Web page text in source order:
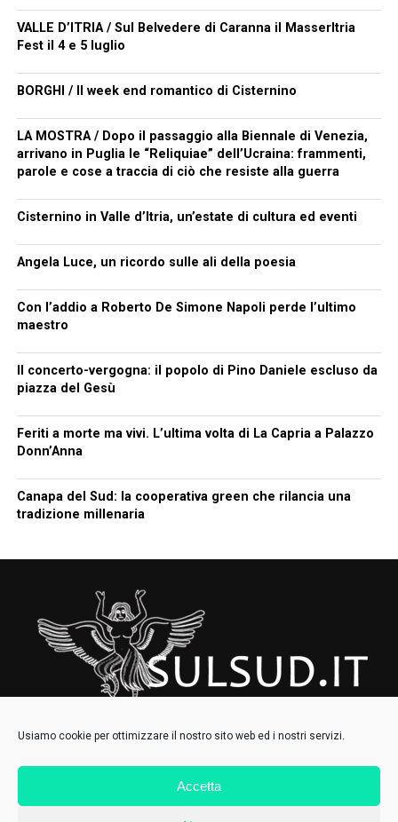
Usiamo cookie per ottimizzare il nostro sito web ed i nostri servizi.
Accetta
VALLE D’ITRIA / Sul Belvedere di Caranna il MasserItria
Fest il 4 e 5 luglio
BORGHI / Il week end romantico di Cisternino
LA MOSTRA / Dopo il passaggio alla Biennale di Venezia,
arrivano in Puglia le “Reliquiae” dell’Ucraina: frammenti,
parole e cose a traccia di ciò che resiste alla guerra
Cisternino in Valle d’Itria, un’estate di cultura ed eventi
Angela Luce, un ricordo sulle ali della poesia
Con l’addio a Roberto De Simone Napoli perde l’ultimo
maestro
Il concerto-vergogna: il popolo di Pino Daniele escluso da
piazza del Gesù
Feriti a morte ma vivi. L’ultima volta di La Capria a Palazzo
Donn’Anna
Canapa del Sud: la cooperativa green che rilancia una
tradizione millenaria